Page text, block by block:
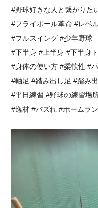
#野球好きな人と繋がりた
⁡#フライボール革命 #レベ
#フルスイング #少年野球
#下半身 #上半身 #下半身
#身体の使い方 #柔軟性 #
#軸足 #踏み出し足 #踏み
#平日練習 #野球の練習場
#逸材 #バズれ #ホームラン